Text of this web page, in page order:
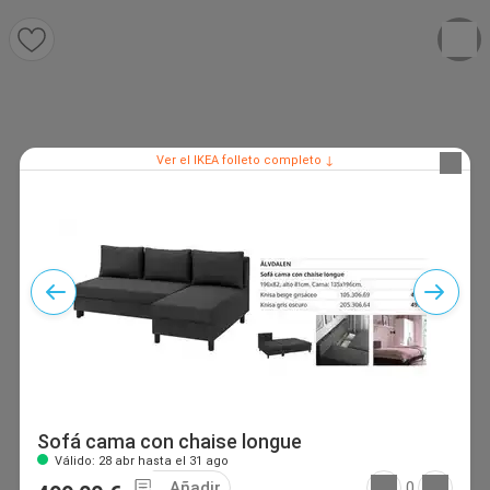
Ver el IKEA folleto completo ↓
Sofá cama con chaise longue
Válido: 28 abr hasta el 31 ago